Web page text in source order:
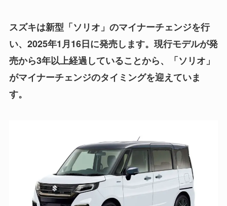
スズキは新型「ソリオ」のマイナーチェンジを行
い、2025年1月16日に発売します。 現行モデルが発
売から3年以上経過していることから、「ソリオ」
がマイナーチェンジのタイミングを迎えていま
す。